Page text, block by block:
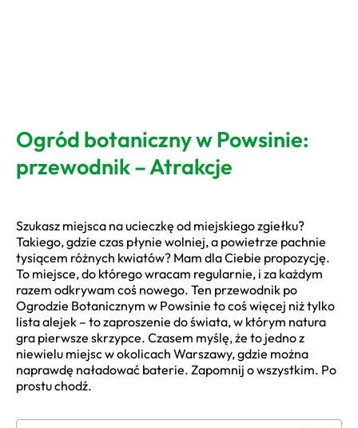
Ogród botaniczny w Powsinie:
przewodnik – Atrakcje
Szukasz miejsca na ucieczkę od miejskiego zgiełku?
Takiego, gdzie czas płynie wolniej, a powietrze pachnie
tysiącem różnych kwiatów? Mam dla Ciebie propozycję.
To miejsce, do którego wracam regularnie, i za każdym
razem odkrywam coś nowego. Ten przewodnik po
Ogrodzie Botanicznym w Powsinie to coś więcej niż tylko
lista alejek – to zaproszenie do świata, w którym natura
gra pierwsze skrzypce. Czasem myślę, że to jedno z
niewielu miejsc w okolicach Warszawy, gdzie można
naprawdę naładować baterie. Zapomnij o wszystkim. Po
prostu chodź.